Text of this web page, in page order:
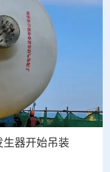
生器开始吊装